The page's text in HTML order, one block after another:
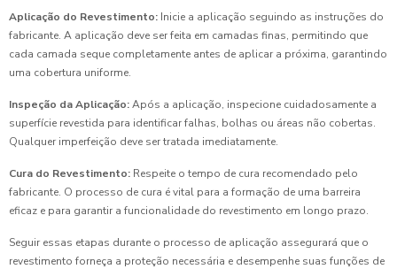
Aplicação do Revestimento: Inicie a aplicação seguindo as instruções do
fabricante. A aplicação deve ser feita em camadas finas, permitindo que
cada camada seque completamente antes de aplicar a próxima, garantindo
uma cobertura uniforme.
Inspeção da Aplicação:Após a aplicação, inspecione cuidadosamente a
superfície revestida para identificar falhas, bolhas ou áreas não cobertas.
Qualquer imperfeição deve ser tratada imediatamente.
Cura do Revestimento: Respeite o tempo de cura recomendado pelo
fabricante. O processo de cura é vital para a formação de uma barreira
eficaz e para garantir a funcionalidade do revestimento em longo prazo.
Seguir essas etapas durante o processo de aplicação assegurará que o
revestimento forneça a proteção necessária e desempenhe suas funções de